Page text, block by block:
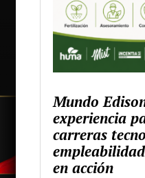
Mundo
experiencia
carreras
en acción